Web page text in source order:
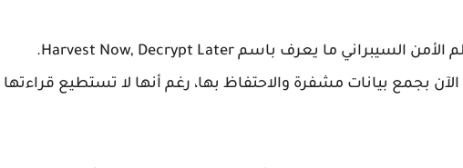
الأمن السيبراني ما يعرف باسم Harvest Now, Decrypt Later
.
بجمع بيانات مشفرة والاحتفاظ بها، رغم أنها لا تستطيع قراءتها